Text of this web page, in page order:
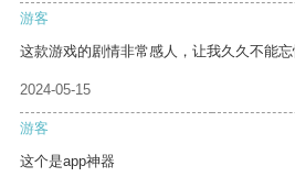
游客
这款游戏的剧情非常感人，让我久久不能忘
2024-05-15
游客
这个是app神器